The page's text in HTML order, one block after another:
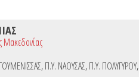
Μακεδονίας
,Π.Υ. ΝΑΟΥΣΑΣ,Π.Υ. ΠΟΛΥΓΥΡΟΥ,